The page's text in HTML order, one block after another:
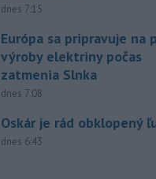
dnes 7:15
Európa sa pripravuje na
výroby elektriny počas
zatmenia Slnka
dnes 7:08
Oskár je rád obklopený
dnes 6:43